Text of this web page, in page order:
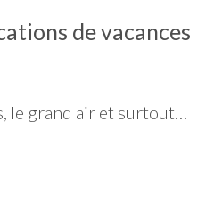
de vacances
le grand air et surtout…